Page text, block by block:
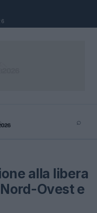
⌕
alla libera
Ovest e